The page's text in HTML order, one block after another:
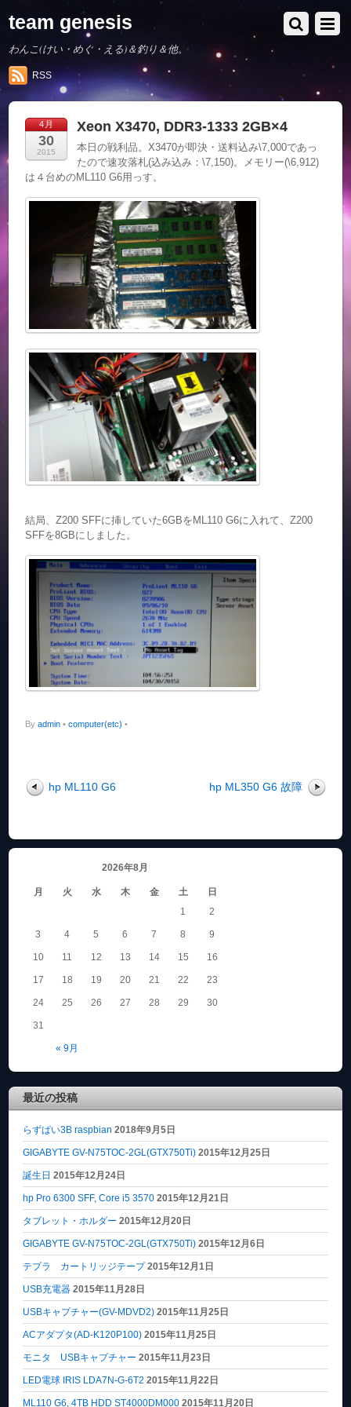
team genesis
わんこ(けい・めぐ・える)＆釣り＆他。
RSS
4月
30
2015
Xeon X3470, DDR3-1333 2GB×4
本日の戦利品。X3470が即決・送料込み\7,000であっ
たので速攻落札(込み込み：\7,150)。メモリー(\6,912)
は４台めのML110 G6用っす。
結局、Z200 SFFに挿していた6GBをML110 G6に入れて、Z200
SFFを8GBにしました。
Byadmin • computer(etc) •
hp ML110 G6 hp ML350 G6 故障
2026年8月
月 火 水 木 金 土 日
« 9月
1 2
3 4 5 6 7 8 9
10 11 12 13 14 15 16
17 18 19 20 21 22 23
24 25 26 27 28 29 30
31
最近の投稿
らずぱい3B raspbian 2018年9月5日
GIGABYTE GV-N75TOC-2GL(GTX750Ti) 2015年12月25日
誕生日 2015年12月24日
hp Pro 6300 SFF, Core i5 3570 2015年12月21日
タブレット・ホルダー 2015年12月20日
GIGABYTE GV-N75TOC-2GL(GTX750Ti) 2015年12月6日
テプラ カートリッジテープ 2015年12月1日
USB充電器 2015年11月28日
USBキャプチャー(GV-MDVD2) 2015年11月25日
ACアダプタ(AD-K120P100) 2015年11月25日
モニタ USBキャプチャー 2015年11月23日
LED電球 IRIS LDA7N-G-6T2 2015年11月22日
ML110 G6, 4TB HDD ST4000DM000 2015年11月20日